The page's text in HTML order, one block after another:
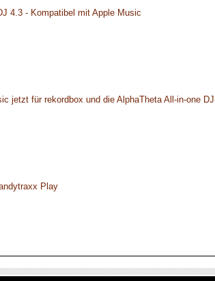
4.3 - Kompatibel mit Apple Music
jetzt für rekordbox und die AlphaTheta All-in-one
Play